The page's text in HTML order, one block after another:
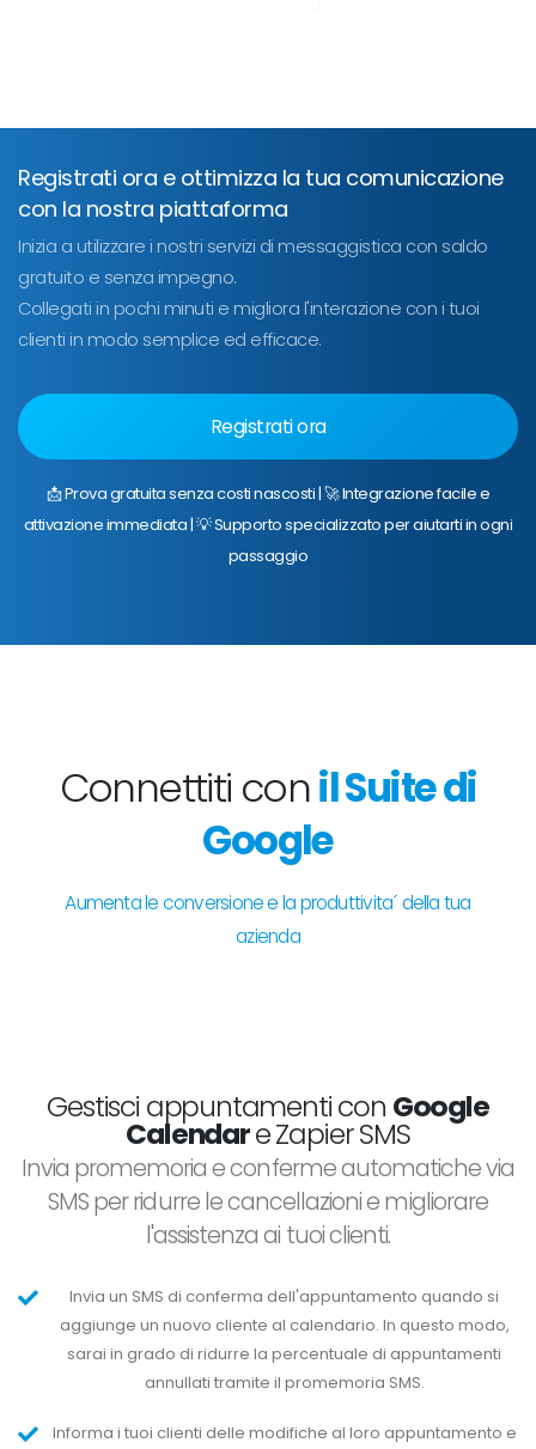
Registrati ora e ottimizza la tua comunicazione
con la nostra piattaforma
Inizia a utilizzare i nostri servizi di messaggistica con saldo
gratuito e senza impegno.
Collegati in pochi minuti e migliora l'interazione con i tuoi
clienti in modo semplice ed efficace.
Registrati ora
📩 Prova gratuita senza costi nascosti | 🚀 Integrazione facile e
attivazione immediata | 💡 Supporto specializzato per aiutarti in ogni
passaggio
Connettiti conil Suite di
Google
Aumenta le conversione e la produttivita´ della tua
azienda
Gestisci appuntamenti con Google
Calendare Zapier SMS
Invia promemoria e conferme automatiche via
SMS per ridurre le cancellazioni e migliorare
l'assistenza ai tuoi clienti.
Invia un SMS di conferma dell'appuntamento quando si
aggiunge un nuovo cliente al calendario. In questo modo,
sarai in grado di ridurre la percentuale di appuntamenti
annullati tramite il promemoria SMS.
Informa i tuoi clienti delle modifiche al loro appuntamento e